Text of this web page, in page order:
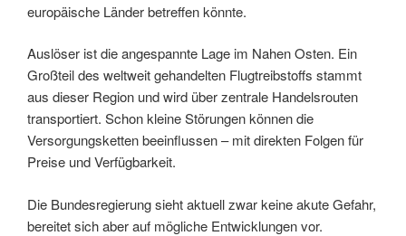
europäische Länder betreffen könnte.
Auslöser ist die angespannte Lage im Nahen Osten. Ein
Großteil des weltweit gehandelten Flugtreibstoffs stammt
aus dieser Region und wird über zentrale Handelsrouten
transportiert. Schon kleine Störungen können die
Versorgungsketten beeinflussen – mit direkten Folgen für
Preise und Verfügbarkeit.
Die Bundesregierung sieht aktuell zwar keine akute Gefahr,
bereitet sich aber auf mögliche Entwicklungen vor.